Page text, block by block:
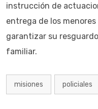
instrucción de
entrega de los
garantizar su
familiar.
misiones policiales